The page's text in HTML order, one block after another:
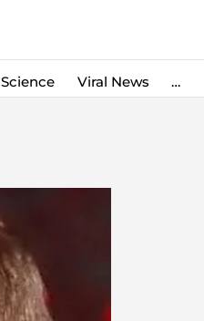
Science Viral News …